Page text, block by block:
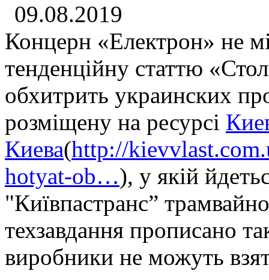
09.08.2019
Концерн «Електрон» не
тенденційну статтю
обхитрить украинских
розміщену на ресурсі
Киева(http://
hotyat-ob…), у якій
"Київпастранс”
техзавдання прописано
виробники не можуть